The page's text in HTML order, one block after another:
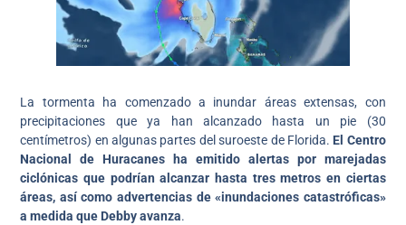
La tormenta ha comenzado a inundar áreas extensas, con
precipitaciones que ya han alcanzado hasta un pie (30
centímetros) en algunas partes del suroeste de Florida. El Centro
Nacional de Huracanes ha emitido alertas por marejadas
ciclónicas que podrían alcanzar hasta tres metros en ciertas
áreas, así como advertencias de «inundaciones catastróficas»
a medida que Debby avanza.